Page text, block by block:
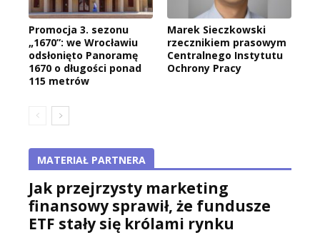
Promocja 3. sezonu
„1670”: we Wrocławiu
odsłonięto Panoramę
1670 o długości ponad
115 metrów
Marek Sieczkowski
rzecznikiem prasowym
Centralnego Instytutu
Ochrony Pracy
MATERIAŁ PARTNERA
Jak przejrzysty marketing
finansowy sprawił, że fundusze
ETF stały się królami rynku